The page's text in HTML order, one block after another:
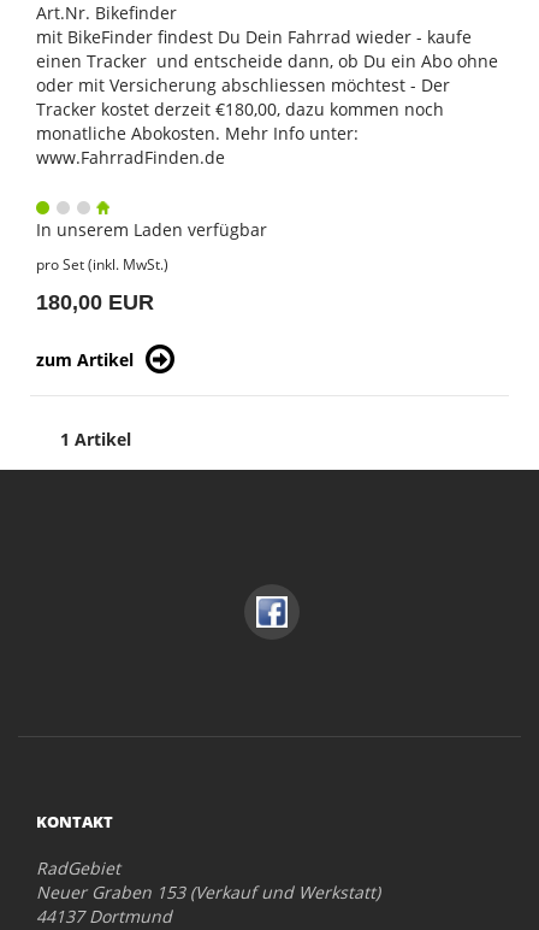
Art.Nr. Bikefinder
mit BikeFinder findest Du Dein Fahrrad wieder - kaufe
einen Tracker und entscheide dann, ob Du ein Abo ohne
oder mit Versicherung abschliessen möchtest - Der
Tracker kostet derzeit €180,00, dazu kommen noch
monatliche Abokosten. Mehr Info unter:
www.FahrradFinden.de
In unserem Laden verfügbar
pro Set (inkl. MwSt.)
180,00 EUR
zum Artikel
1 Artikel
KONTAKT
RadGebiet
Neuer Graben 153 (Verkauf und Werkstatt)
44137 Dortmund